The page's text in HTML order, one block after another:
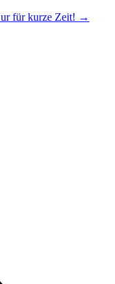
für kurze Zeit! →